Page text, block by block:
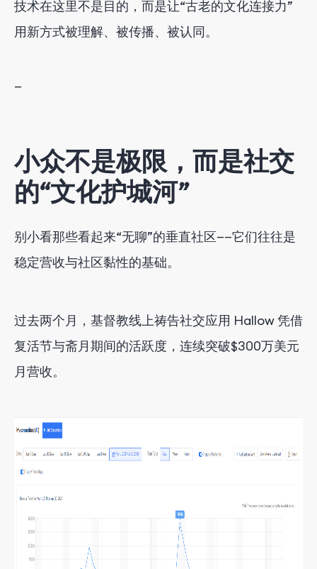
技术在这里不是目的，而是让“古老的文化连接力”
用新方式被理解、被传播、被认同。
—
小众不是极限，而是社交
的“文化护城河”
别小看那些看起来“无聊”的垂直社区——它们往往是
稳定营收与社区黏性的基础。
过去两个月，基督教线上祷告社交应用 Hallow 凭借
复活节与斋月期间的活跃度，连续突破$300万美元
月营收。